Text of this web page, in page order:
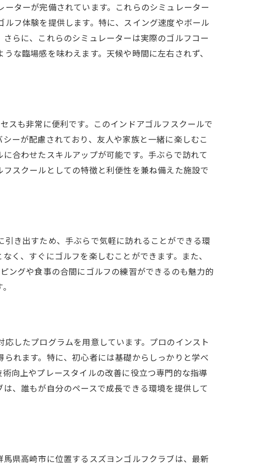
の魅力
ルの紹介
ラブが提供する最適環境
ターが完備されています。これらのシミュレーター
フ体験を提供します。特に、スイング速度やボール
らに、これらのシミュレーターは実際のゴルフコー
な臨場感を味わえます。天候や時間に左右されず、
スも非常に便利です。このインドアゴルフスクールで
ーが配慮されており、友人や家族と一緒に楽しむこ
合わせたスキルアップが可能です。手ぶらで訪れて
スクールとしての特徴と利便性を兼ね備えた施設で
き出すため、手ぶらで気軽に訪れることができる環
く、すぐにゴルフを楽しむことができます。また、
ングや食事の合間にゴルフの練習ができるのも魅力的
したプログラムを用意しています。プロのインスト
れます。特に、初心者には基礎からしっかりと学べ
向上やプレースタイルの改善に役立つ専門的な指導
、誰もが自分のペースで成長できる環境を提供して
県高崎市に位置するスズヨンゴルフクラブは、最新